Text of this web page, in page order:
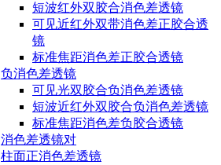
短波红外双胶合消色差透镜
可见近红外双带消色差正胶合透
镜
标准焦距消色差正胶合透镜
负消色差透镜
可见光双胶合负消色差透镜
短波近红外双胶合负消色差透镜
标准焦距消色差负胶合透镜
消色差透镜对
柱面正消色差透镜